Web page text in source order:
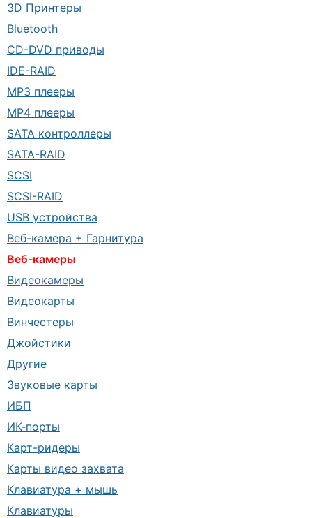
3D Принтеры
Bluetooth
CD-DVD приводы
IDE-RAID
MP3 плееры
MP4 плееры
SATA контроллеры
SATA-RAID
SCSI
SCSI-RAID
USB устройства
Веб-камера + Гарнитура
Веб-камеры
Видеокамеры
Видеокарты
Винчестеры
Джойстики
Другие
Звуковые карты
ИБП
ИК-порты
Карт-ридеры
Карты видео захвата
Клавиатура + мышь
Клавиатуры